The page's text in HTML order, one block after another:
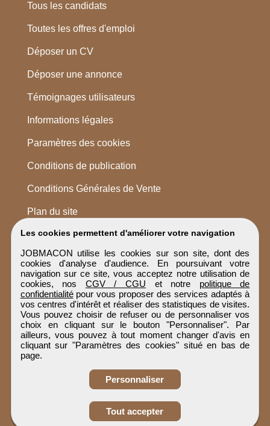
Obtenir ses
coordonnées
Les cookies permettent d'améliorer votre navigation
JOBMACON utilise les cookies sur son site, dont des
cookies d'analyse d'audience. En poursuivant votre
navigation sur ce site, vous acceptez notre utilisation de
cookies, nos CGV / CGU et notre politique de
confidentialitépour vous proposer des services adaptés à
vos centres d'intérêt et réaliser des statistiques de visites.
Vous pouvez choisir de refuser ou de personnaliser vos
choix en cliquant sur le bouton "Personnaliser". Par
ailleurs, vous pouvez à tout moment changer d'avis en
cliquant sur "Paramètres des cookies" situé en bas de
page.
Personnaliser
Tout accepter
Tous les candidats
Toutes les offres d'emploi
Déposer un CV
Déposer une annonce
Témoignages utilisateurs
Informations légales
Paramètres des cookies
Conditions de publication
Conditions Générales de Vente
Plan du site
JOBMACON